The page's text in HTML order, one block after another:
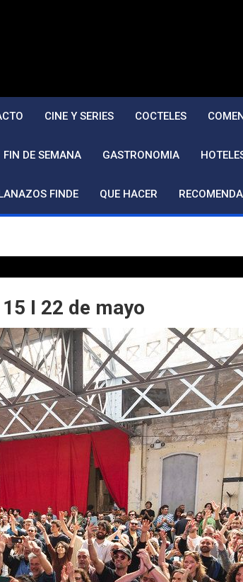
CINE Y SERIES COCTELES
FIN DE SEMANA GASTRONOMIA
FINDE QUE HACER
I 22 de mayo